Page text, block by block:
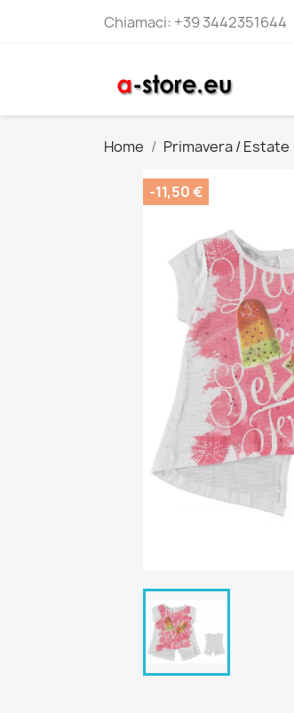
Chiamaci: +39 3442351644
Home Primavera / Estate
-11,50 €